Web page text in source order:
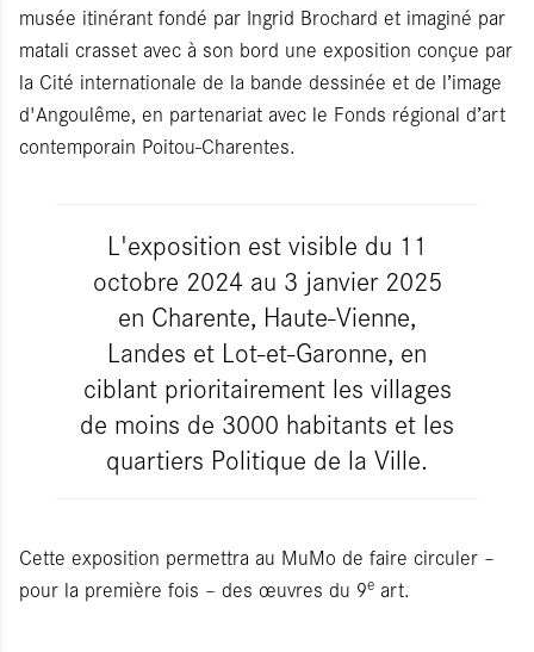
musée itinérant fondé par Ingrid Brochard et imaginé par
matali crasset avec à son bord une exposition conçue par
la Cité internationale de la bande dessinée et de l’image
d'Angoulême, en partenariat avec le Fonds régional d’art
contemporain Poitou-Charentes.
L'exposition est visible du 11
octobre 2024 au 3 janvier 2025
en Charente, Haute-Vienne,
Landes et Lot-et-Garonne, en
ciblant prioritairement les villages
de moins de 3000 habitants et les
quartiers Politique de la Ville.
Cette exposition permettra au MuMo de faire circuler –
pour la première fois – des œuvres du 9e art.